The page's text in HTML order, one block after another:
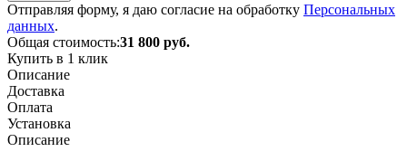
Отправляя форму, я даю согласие на обработку Персональных
данных.
Общая стоимость:31 800 руб.
Купить в 1 клик
Описание
Доставка
Оплата
Установка
Описание